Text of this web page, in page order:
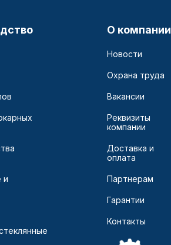
и
О компании
Новости
Охрана труда
Вакансии
Реквизиты
компании
Доставка и
оплата
Партнерам
Гарантии
Контакты